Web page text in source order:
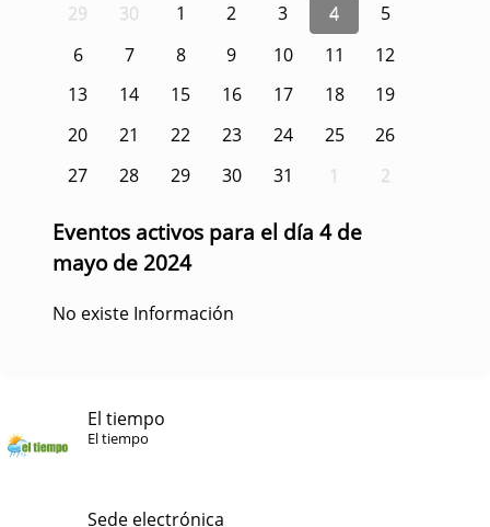
29 30 1 2 3 4
5
6
7 8 9 10 11
12
13
14 15 16 17 18
19
20
21 22 23 24 25
26
27
28 29 30 31 1 2
Eventos activos para el día 4 de
mayo de 2024
No existe Información
El tiempo
El tiempo
Sede electrónica